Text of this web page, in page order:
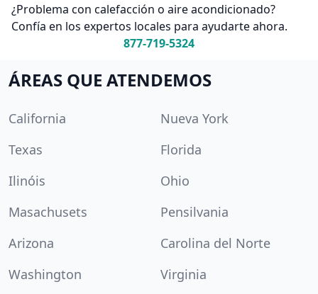
¿Problema con calefacción o aire acondicionado?
Confía en los expertos locales para ayudarte ahora.
877-719-5324
ÁREAS QUE ATENDEMOS
California
Nueva York
Texas
Florida
Ilinóis
Ohio
Masachusets
Pensilvania
Arizona
Carolina del Norte
Washington
Virginia